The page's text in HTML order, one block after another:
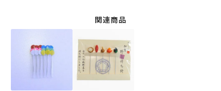
関連商品